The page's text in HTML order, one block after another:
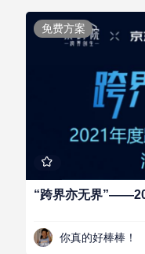
免费方案
你真的好棒棒！